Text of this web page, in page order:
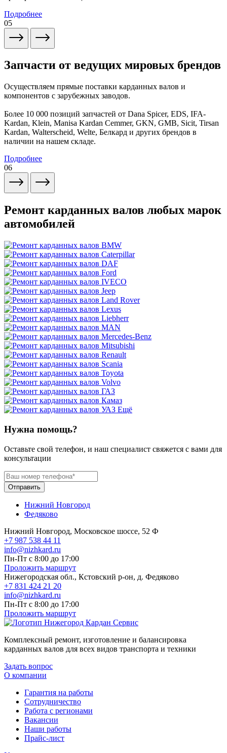
Подробнее
05
Запчасти от ведущих мировых брендов
Осуществляем прямые поставки карданных валов и
компонентов с зарубежных заводов.
Более 10 000 позиций запчастей от Dana Spicer, EDS, IFA-
Kardan, Klein, Manisa Kardan Cemmer, GKN, GMB, Sicit, Tirsan
Kardan, Walterscheid, Welte, Белкард и других брендов в
наличии на нашем складе.
Подробнее
06
Ремонт карданных валов любых марок
автомобилей
Ещё
Нужна помощь?
Оставьте свой телефон, и наш специалист свяжется с вами для
консультации
Отправить
Нижний Новгород
Федяково
Нижний Новгород, Московское шоссе, 52 Ф
+7 987 538 44 11
info@nizhkard.ru
Пн-Пт с 8:00 до 17:00
Проложить маршрут
Нижегородская обл., Кстовский р-он, д. Федяково
+7 831 424 21 20
info@nizhkard.ru
Пн-Пт с 8:00 до 17:00
Проложить маршрут
Комплексный ремонт, изготовление и балансировка
карданных валов для всех видов транспорта и техники
Задать вопрос
О компании
Гарантия на работы
Сотрудничество
Работа с регионами
Вакансии
Наши работы
Прайс-лист